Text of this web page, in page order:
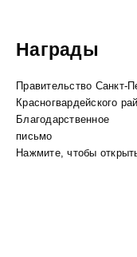
Награды
Правительство Санкт-
Красногвардейского
Благодарственное
письмо
Нажмите, чтобы